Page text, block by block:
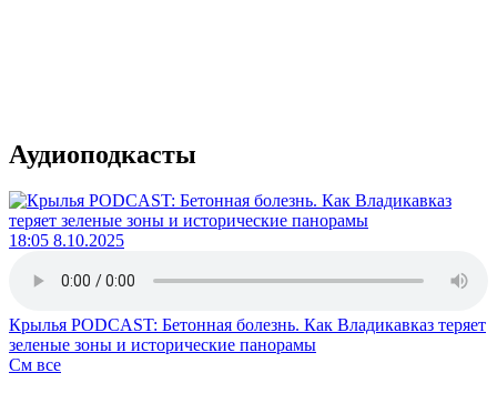
Аудиоподкасты
18:05 8.10.2025
Крылья PODCAST: Бетонная болезнь. Как Владикавказ теряет
зеленые зоны и исторические панорамы
См все